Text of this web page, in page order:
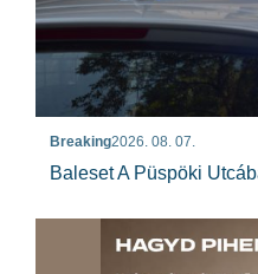
Breaking2026. 08. 07.
Baleset A Püspöki